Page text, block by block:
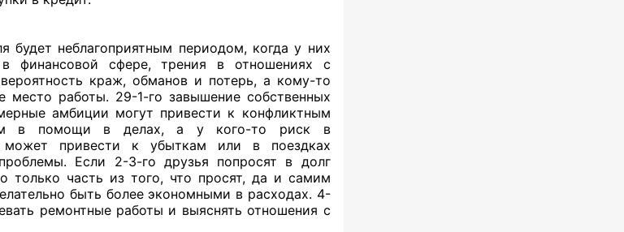
будет неблагоприятным периодом, когда у них
финансовой сфере, трения в отношениях с
краж, обманов и потерь, а кому-то
место работы. 29-1-го завышение собственных
амбиции могут привести к конфликтным
в помощи в делах, а у кого-то риск в
может привести к убыткам или в поездках
Если 2-3-го друзья попросят в долг
только часть из того, что просят, да и самим
быть более экономными в расходах. 4-
ремонтные работы и выяснять отношения с